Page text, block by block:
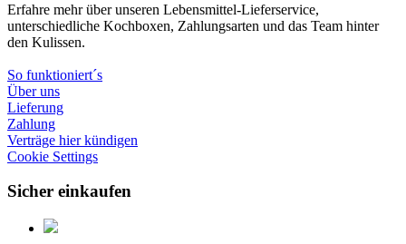
Erfahre mehr über unseren Lebensmittel-Lieferservice,
unterschiedliche Kochboxen, Zahlungsarten und das Team hinter
den Kulissen.
So funktioniert´s
Über uns
Lieferung
Zahlung
Verträge hier kündigen
Cookie Settings
Sicher einkaufen